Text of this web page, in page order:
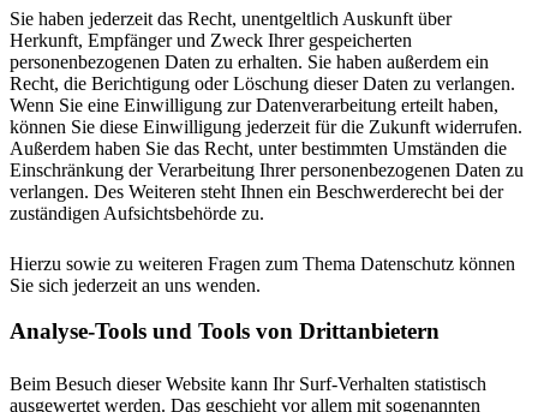
Sie haben jederzeit das Recht, unentgeltlich Auskunft über
Herkunft, Empfänger und Zweck Ihrer gespeicherten
personenbezogenen Daten zu erhalten. Sie haben außerdem ein
Recht, die Berichtigung oder Löschung dieser Daten zu verlangen.
Wenn Sie eine Einwilligung zur Datenverarbeitung erteilt haben,
können Sie diese Einwilligung jederzeit für die Zukunft widerrufen.
Außerdem haben Sie das Recht, unter bestimmten Umständen die
Einschränkung der Verarbeitung Ihrer personenbezogenen Daten zu
verlangen. Des Weiteren steht Ihnen ein Beschwerderecht bei der
zuständigen Aufsichtsbehörde zu.
Hierzu sowie zu weiteren Fragen zum Thema Datenschutz können
Sie sich jederzeit an uns wenden.
Analyse-Tools und Tools von Dritt­anbietern
Beim Besuch dieser Website kann Ihr Surf-Verhalten statistisch
ausgewertet werden. Das geschieht vor allem mit sogenannten